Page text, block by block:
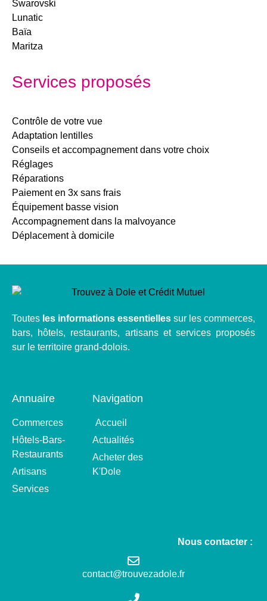
Swarovski
Lunatic
Baïa
Maritza
Services proposés
Contrôle de votre vue
Adaptation lentilles
Conseils et accompagnement dans votre choix
Réglages
Réparations
Paiement en 3x sans frais
Équipement basse vision
Accompagnement dans la malvoyance
Déplacement à domicile
Toutes les informations essentielles sur les commerces,
bars, hôtels, restaurants, artisans et services proposés
sur le territoire grand-dolois.
Annuaire
Commerces
Hôtels-Bars-
Restaurants
Artisans
Services
Navigation
Accueil
Actualités
Acheter des
K'Dole
Nous contacter :
contact@trouvezadole.fr